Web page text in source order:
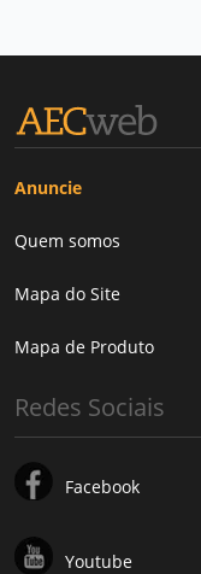
Anuncie
Quem somos
Mapa do Site
Mapa de Produto
Redes Sociais
Facebook
Youtube